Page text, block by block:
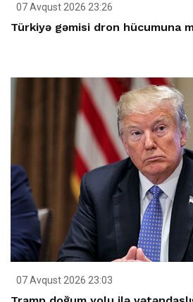
07 Avqust 2026 23:26
Türkiyə gəmisi dron hücumuna
07 Avqust 2026 23:03